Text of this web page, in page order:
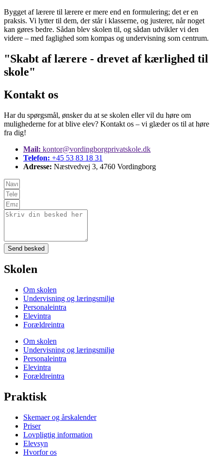
Bygget af lærere til lærere er mere end en formulering; det er en
praksis. Vi lytter til dem, der står i klasserne, og justerer, når noget
kan gøres bedre. Sådan blev skolen til, og sådan udvikler vi den
videre – med faglighed som kompas og undervisning som centrum.
"Skabt af lærere - drevet af kærlighed til
skole"
Kontakt os
Har du spørgsmål, ønsker du at se skolen eller vil du høre om
mulighederne for at blive elev? Kontakt os – vi glæder os til at høre
fra dig!
Mail: kontor@vordingborgprivatskole.dk
Telefon: +45 53 83 18 31
Adresse: Næstvedvej 3, 4760 Vordingborg
Send besked
Skolen
Om skolen
Undervisning og læringsmiljø
Personaleintra
Elevintra
Forældreintra
Om skolen
Undervisning og læringsmiljø
Personaleintra
Elevintra
Forældreintra
Praktisk
Skemaer og årskalender
Priser
Lovpligtig information
Elevsyn
Hvorfor os